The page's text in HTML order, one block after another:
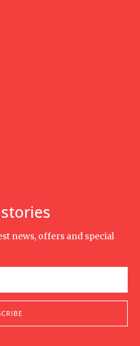
news, offers and special